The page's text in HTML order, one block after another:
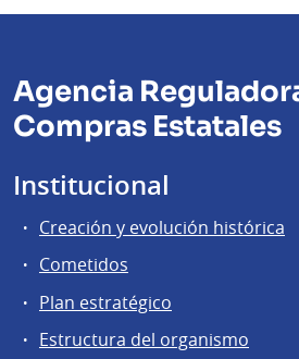
Agencia
Compras Estatales
Institucional
Creación y evolución histórica
Cometidos
Plan estratégico
Estructura del organismo